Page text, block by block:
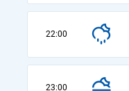
22:00
23:00